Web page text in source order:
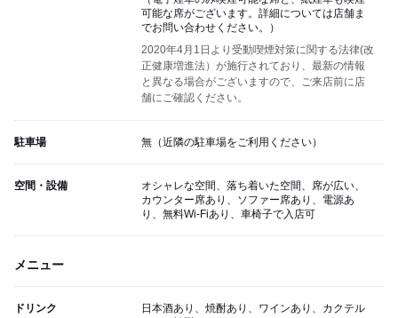
可能な席がございます。詳細については店舗ま
でお問い合わせください。）
2020年4月1日より受動喫煙対策に関する法律(改
正健康増進法）が施行されており、最新の情報
と異なる場合がございますので、ご来店前に店
舗にご確認ください。
駐車場 無（近隣の駐車場をご利用ください）
空間・設備
オシャレな空間、落ち着いた空間、席が広い、
カウンター席あり、ソファー席あり、電源あ
り、無料Wi-Fiあり、車椅子で入店可
メニュー
ドリンク
日本酒あり、焼酎あり、ワインあり、カクテル